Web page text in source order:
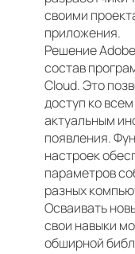
своими
приложения.
Решение
состав
Cloud. Это
доступ ко
актуальным
появления.
настроек
параметров
разных
Осваивать
свои навыки
обширной